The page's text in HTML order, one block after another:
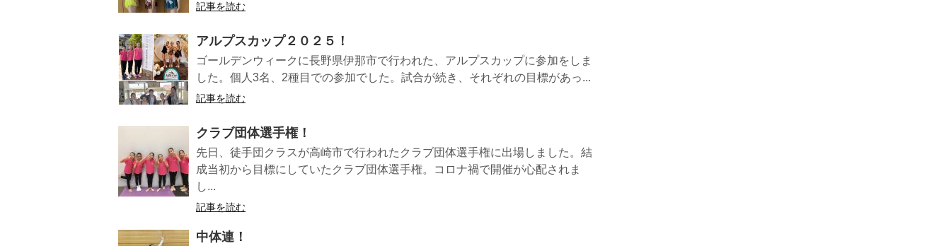
記事を読む
アルプスカップ２０２５！
ゴールデンウィークに長野県伊那市で行われた、アルプスカップに参加をしま
した。個人3名、2種目での参加でした。試合が続き、それぞれの目標があっ...
記事を読む
クラブ団体選手権！
先日、徒手団クラスが高崎市で行われたクラブ団体選手権に出場しました。結
成当初から目標にしていたクラブ団体選手権。コロナ禍で開催が心配されま
し...
記事を読む
中体連！